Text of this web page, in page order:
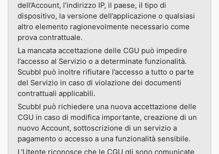
dell’Account, l’indirizzo IP, il paese, il tipo di
dispositivo, la versione dell’applicazione o qualsiasi
altro elemento ragionevolmente necessario come
prova contrattuale.
La mancata accettazione delle CGU può impedire
l’accesso al Servizio o a determinate funzionalità.
Scubbl può inoltre rifiutare l’accesso a tutto o parte
del Servizio in caso di violazione dei documenti
contrattuali applicabili.
Scubbl può richiedere una nuova accettazione delle
CGU in caso di modifica importante, creazione di un
nuovo Account, sottoscrizione di un servizio a
pagamento o accesso a una funzionalità sensibile.
L’Utente riconosce che le CGU gli sono comunicate